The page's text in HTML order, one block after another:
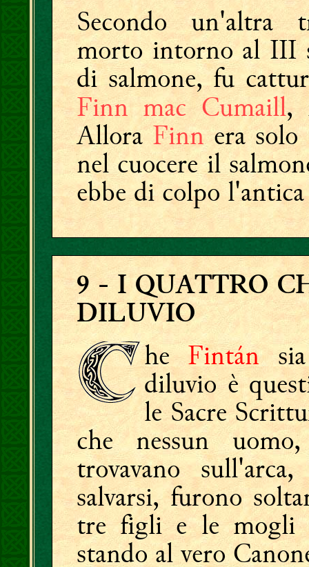
Secondo un'altra
morto intorno al III
di salmone, fu
Finn mac Cumaill,
AlloraFinnera
nel cuocere il
ebbe di colpo
9- I QUATTRO
DILUVIO
heFintánsia
diluvio è
le Sacre
che nessun
trovavano
salvarsi, furono
tre figli e le mogli
stando al vero